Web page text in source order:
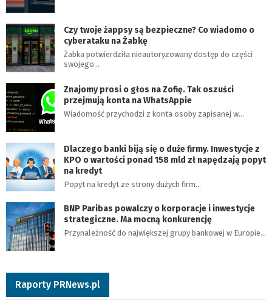
Czy twoje żappsy są bezpieczne? Co wiadomo o
cyberataku na Żabkę
Żabka potwierdziła nieautoryzowany dostęp do części
swojego…
Znajomy prosi o głos na Zofię. Tak oszuści
przejmują konta na WhatsAppie
Wiadomość przychodzi z konta osoby zapisanej w…
Dlaczego banki biją się o duże firmy. Inwestycje z
KPO o wartości ponad 158 mld zł napędzają popyt
na kredyt
Popyt na kredyt ze strony dużych firm…
BNP Paribas powalczy o korporacje i inwestycje
strategiczne. Ma mocną konkurencję
Przynależność do największej grupy bankowej w Europie…
Raporty PRNews.pl